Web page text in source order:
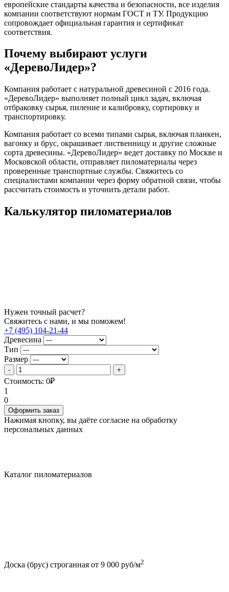
европейские стандарты качества и безопасности, все изделия
компании соответствуют нормам ГОСТ и ТУ. Продукцию
сопровождает официальная гарантия и сертификат
соответствия.
Почему выбирают услуги
«ДеревоЛидер»?
Компания работает с натуральной древесиной с 2016 года.
«ДеревоЛидер» выполняет полный цикл задач, включая
отбраковку сырья, пиление и калибровку, сортировку и
транспортировку.
Компания работает со всеми типами сырья, включая планкен,
вагонку и брус, окрашивает лиственницу и другие сложные
сорта древесины. «ДеревоЛидер» ведет доставку по Москве и
Московской области, отправляет пиломатериалы через
проверенные транспортные службы. Свяжитесь со
специалистами компании через форму обратной связи, чтобы
рассчитать стоимость и уточнить детали работ.
Калькулятор пиломатериалов
Нужен точный расчет?
Свяжитесь с нами, и мы поможем!
+7 (495) 104-21-44
Древесина
Тип
Размер
Стоимость: 0₽
1
0
Оформить заказ
Нажимая кнопку, вы даёте согласие на обработку
персональных данных
Каталог пиломатериалов
Доска (брус) строганная от 9 000 руб/м2